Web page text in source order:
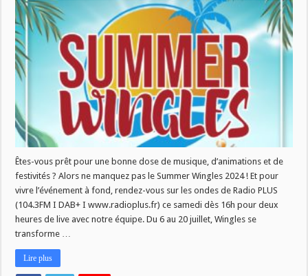
Wingles
2024
:
Émission
spéciale
sur
Radio
PLUS
ce
samedi
6
juillet
!
Êtes-vous prêt pour une bonne dose de musique, d’animations et de
festivités ? Alors ne manquez pas le Summer Wingles 2024 ! Et pour
vivre l’événement à fond, rendez-vous sur les ondes de Radio PLUS
(104.3FM I DAB+ I www.radioplus.fr) ce samedi dès 16h pour deux
heures de live avec notre équipe. Du 6 au 20 juillet, Wingles se
transforme …
Lire plus